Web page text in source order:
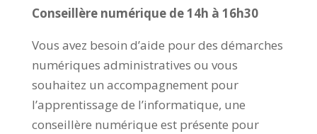
Conseillère numérique de 14h à 16h30
Vous avez besoin d’aide pour des démarches
numériques administratives ou vous
souhaitez un accompagnement pour
l’apprentissage de l’informatique, une
conseillère numérique est présente pour